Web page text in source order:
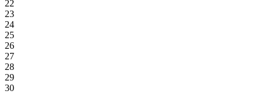
22
23
24
25
26
27
28
29
30